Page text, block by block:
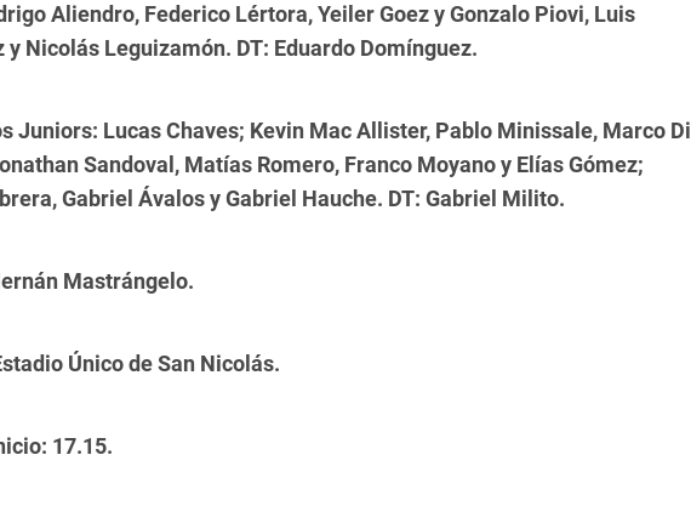
Aliendro, Federico Lértora, Yeiler Goez y Gonzalo Piovi, Luis
y Nicolás Leguizamón. DT: Eduardo Domínguez.
Juniors: Lucas Chaves; Kevin Mac Allister, Pablo Minissale, Marco Di
Sandoval, Matías Romero, Franco Moyano y Elías Gómez;
Gabriel Ávalos y Gabriel Hauche. DT: Gabriel Milito.
Mastrángelo.
Único de San Nicolás.
17.15.